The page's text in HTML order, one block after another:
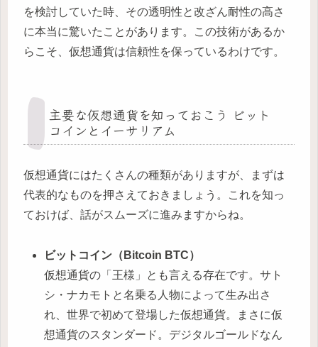
を検討していた時、その透明性と改ざん耐性の高さ
に本当に驚いたことがあります。この技術があるか
らこそ、仮想通貨は信頼性を保っているわけです。
主要な仮想通貨を知っておこう ビット
コインとイーサリアム
仮想通貨にはたくさんの種類がありますが、まずは
代表的なものを押さえておきましょう。これを知っ
ておけば、話がスムーズに進みますからね。
ビットコイン（Bitcoin BTC）
仮想通貨の「王様」とも言える存在です。サト
シ・ナカモトと名乗る人物によって生み出さ
れ、世界で初めて登場した仮想通貨。まさに仮
想通貨のスタンダード。デジタルゴールドなん